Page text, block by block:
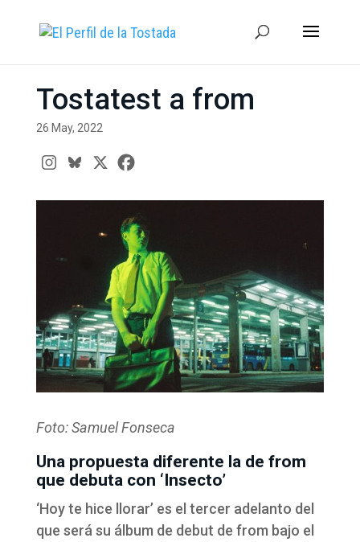
Tostatest a from
26 May, 2022
Foto: Samuel Fonseca
Una propuesta diferente la de from
que debuta con ‘Insecto’
‘Hoy te hice llorar’ es el tercer adelanto del
que será su álbum de debut de from bajo el